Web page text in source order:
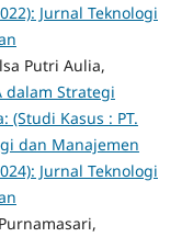
Jurnal Teknologi
Putri Aulia,
dalam Strategi
(Studi Kasus : PT.
dan Manajemen
Jurnal Teknologi